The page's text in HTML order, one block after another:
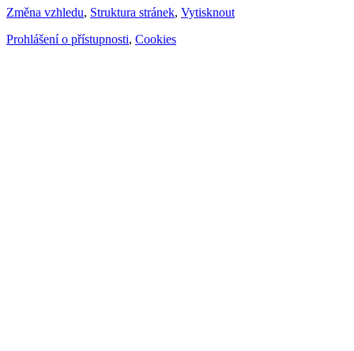
Změna vzhledu, Struktura stránek, Vytisknout
Prohlášení o přístupnosti, Cookies